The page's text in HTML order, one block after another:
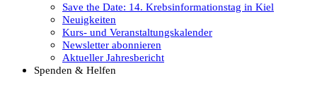
Save the Date: 14. Krebsinformationstag in Kiel
Neuigkeiten
Kurs- und Veranstaltungskalender
Newsletter abonnieren
Aktueller Jahresbericht
Spenden & Helfen